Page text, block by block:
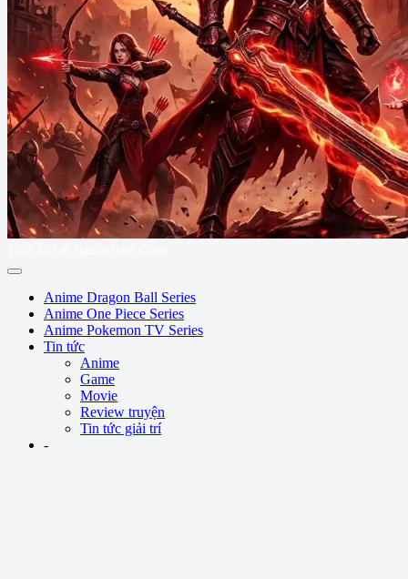
Anime Dragon Ball Series
Anime One Piece Series
Anime Pokemon TV Series
Tin tức
Anime
Game
Movie
Review truyện
Tin tức giải trí
-